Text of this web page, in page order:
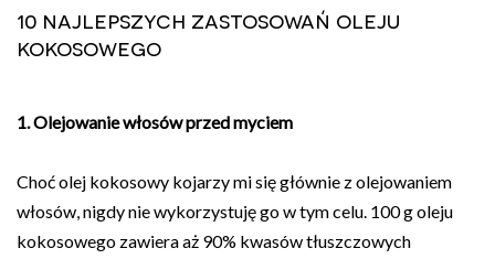
10 najlepszych zastosowań oleju
kokosowego
1. Olejowanie włosów przed myciem
Choć olej kokosowy kojarzy mi się głównie z olejowaniem
włosów, nigdy nie wykorzystuję go w tym celu. 100 g oleju
kokosowego zawiera aż 90% kwasów tłuszczowych